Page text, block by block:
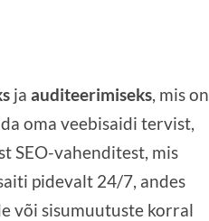
jaauditeerimiseks , mis on
oma veebisaidi tervist,
SEO-vahenditest, mis
pidevalt 24/7, andes
või sisumuutuste korral